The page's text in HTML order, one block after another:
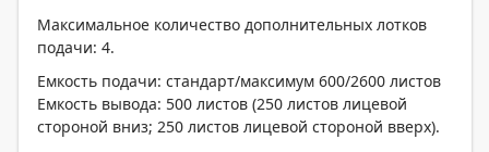
Максимальное количество дополнительных лотков
подачи: 4.
Емкость подачи: стандарт/максимум 600/2600 листов
Емкость вывода: 500 листов (250 листов лицевой
стороной вниз; 250 листов лицевой стороной вверх).